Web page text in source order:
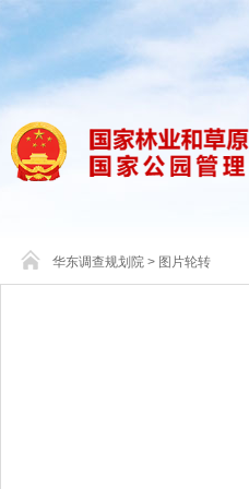
华东调查规划院 > 图片轮转